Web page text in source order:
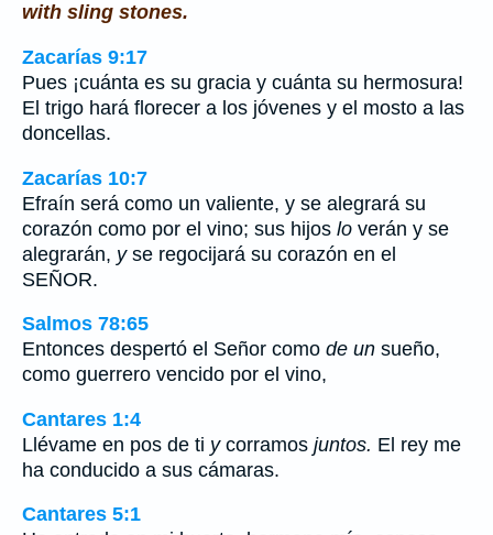
with sling stones.
Zacarías 9:17
Pues ¡cuánta es su gracia y cuánta su hermosura!
El trigo hará florecer a los jóvenes y el mosto a las
doncellas.
Zacarías 10:7
Efraín será como un valiente, y se alegrará su
corazón como por el vino; sus hijos lo verán y se
alegrarán, yse regocijará su corazón en el
SEÑOR.
Salmos 78:65
Entonces despertó el Señor como de un sueño,
como guerrero vencido por el vino,
Cantares 1:4
Llévame en pos de ti ycorramos juntos. El rey me
ha conducido a sus cámaras.
Cantares 5:1